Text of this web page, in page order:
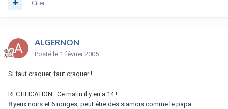
Citer
ALGERNON
Posté le 1 février 2005
Si faut craquer, faut craquer !
RECTIFICATION : Ce matin il y en a 14 !
8 yeux noirs et 6 rouges, peut être des siamois comme le papa